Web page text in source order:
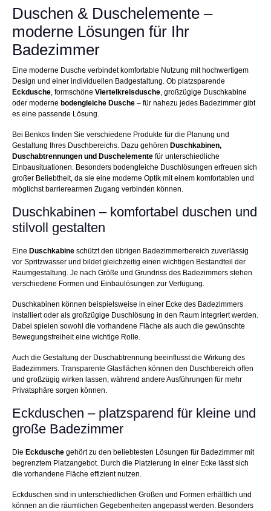
Duschen & Duschelemente –
moderne Lösungen für Ihr
Badezimmer
Eine moderne Dusche verbindet komfortable Nutzung mit hochwertigem
Design und einer individuellen Badgestaltung. Ob platzsparende
Eckdusche, formschöne Viertelkreisdusche, großzügige Duschkabine
oder moderne bodengleiche Dusche – für nahezu jedes Badezimmer gibt
es eine passende Lösung.
Bei Benkos finden Sie verschiedene Produkte für die Planung und
Gestaltung Ihres Duschbereichs. Dazu gehören Duschkabinen,
Duschabtrennungen und Duschelemente für unterschiedliche
Einbausituationen. Besonders bodengleiche Duschlösungen erfreuen sich
großer Beliebtheit, da sie eine moderne Optik mit einem komfortablen und
möglichst barrierearmen Zugang verbinden können.
Duschkabinen – komfortabel duschen und
stilvoll gestalten
Eine Duschkabine schützt den übrigen Badezimmerbereich zuverlässig
vor Spritzwasser und bildet gleichzeitig einen wichtigen Bestandteil der
Raumgestaltung. Je nach Größe und Grundriss des Badezimmers stehen
verschiedene Formen und Einbaulösungen zur Verfügung.
Duschkabinen können beispielsweise in einer Ecke des Badezimmers
installiert oder als großzügige Duschlösung in den Raum integriert werden.
Dabei spielen sowohl die vorhandene Fläche als auch die gewünschte
Bewegungsfreiheit eine wichtige Rolle.
Auch die Gestaltung der Duschabtrennung beeinflusst die Wirkung des
Badezimmers. Transparente Glasflächen können den Duschbereich offen
und großzügig wirken lassen, während andere Ausführungen für mehr
Privatsphäre sorgen können.
Eckduschen – platzsparend für kleine und
große Badezimmer
Die Eckdusche gehört zu den beliebtesten Lösungen für Badezimmer mit
begrenztem Platzangebot. Durch die Platzierung in einer Ecke lässt sich
die vorhandene Fläche effizient nutzen.
Eckduschen sind in unterschiedlichen Größen und Formen erhältlich und
können an die räumlichen Gegebenheiten angepasst werden. Besonders